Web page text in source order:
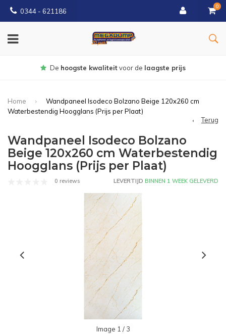
0344 - 621186
0
Gratisbezorgd vanaf € 150
Home
Wandpaneel Isodeco Bolzano Beige 120x260 cm
Waterbestendig Hoogglans (Prijs per Plaat)
Terug
Wandpaneel Isodeco Bolzano
Beige 120x260 cm Waterbestendig
Hoogglans (Prijs per Plaat)
0 reviews LEVERTIJD BINNEN 1 WEEK GELEVERD
Image 1 / 3